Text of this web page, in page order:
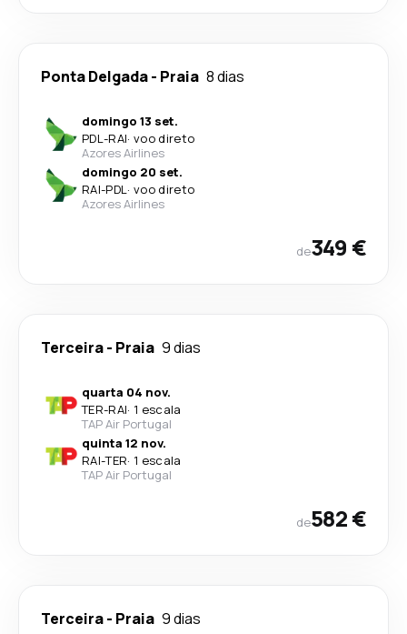
Ponta Delgada- Praia 8 dias
domingo 13 set.
PDL-RAI· voo direto
Azores Airlines
domingo 20 set.
RAI-PDL· voo direto
Azores Airlines
de349 €
Terceira- Praia 9 dias
quarta 04 nov.
TER-RAI· 1 escala
TAP Air Portugal
quinta 12 nov.
RAI-TER· 1 escala
TAP Air Portugal
de582 €
Terceira- Praia 9 dias